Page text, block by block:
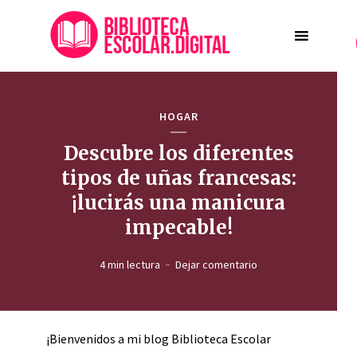
HOGAR
Descubre los diferentes
tipos de uñas francesas:
¡lucirás una manicura
impecable!
4 min lectura Dejar comentario
¡Bienvenidos a mi blog Biblioteca Escolar